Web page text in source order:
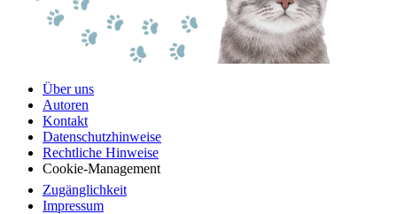
Über uns
Autoren
Kontakt
Datenschutzhinweise
Rechtliche Hinweise
Cookie-Management
Zugänglichkeit
Impressum